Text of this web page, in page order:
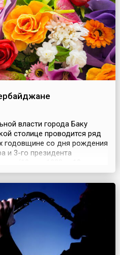
власти города Баку
столице проводится ряд
годовщине со дня рождения
и 3-го президента
и самых ярких
цветов (азерб. Gül
ежегодно с 2000